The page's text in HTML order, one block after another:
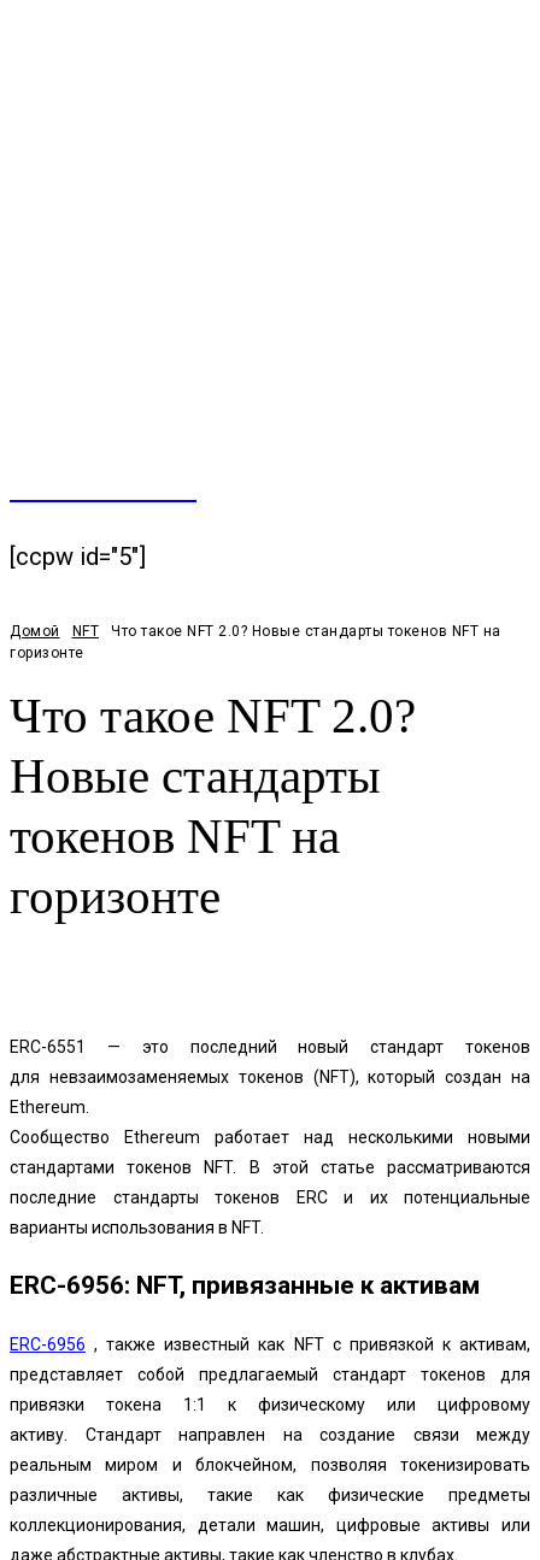
[ccpw id="5"]
Домой NFT
Что такое NFT 2.0? Новые стандарты токенов NFT на
горизонте
Что такое NFT 2.0?
Новые стандарты
токенов NFT на
горизонте
ERC-6551
— это последний новый стандарт токенов
для невзаимозаменяемых токенов (NFT), который создан на
Ethereum
Сообщество Ethereum работает над несколькими новыми
стандартами токенов NFT. В этой статье рассматриваются
последние стандарты токенов ERC и их потенциальные
варианты использования в NFT.
ERC-6956: NFT, привязанные к активам
ERC-6956 , также известный как NFT с привязкой к активам,
представляет собой предлагаемый стандарт токенов для
привязки токена 1:1 к физическому или цифровому
активу. Стандарт направлен на создание связи между
реальным миром и блокчейном, позволяя токенизировать
различные активы, такие как физические предметы
коллекционирования, детали машин, цифровые активы или
даже абстрактные активы, такие как членство в клубах.